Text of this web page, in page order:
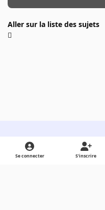
Aller sur la liste des sujets
Light ModeDark ModeSystem Preference
Se connecter S’inscrire